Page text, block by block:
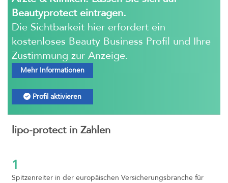
Beautyprotect eintragen.
Die Sichtbarkeit hier erfordert ein
kostenloses Beauty Business Profil und Ihre
Zustimmung zur Anzeige.
Mehr Informationen
Profil aktivieren
lipo-protect in Zahlen
1
Spitzenreiter in der europäischen Versicherungsbranche für